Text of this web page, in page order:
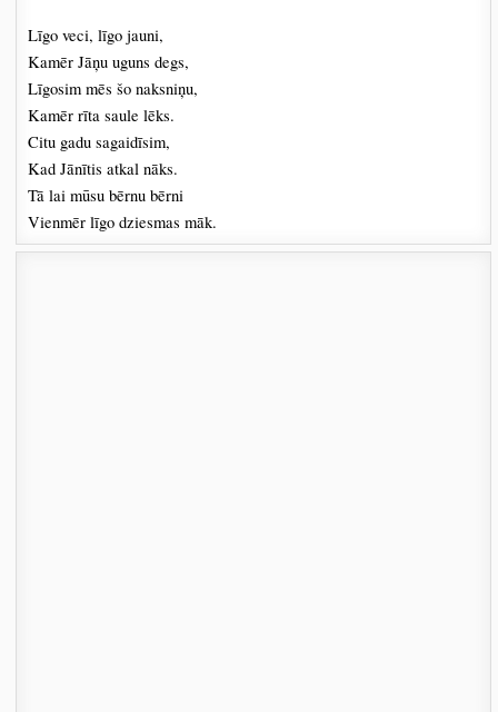
Līgo veci, līgo jauni,
Kamēr Jāņu uguns degs,
Līgosim mēs šo naksniņu,
Kamēr rīta saule lēks.
Citu gadu sagaidīsim,
Kad Jānītis atkal nāks.
Tā lai mūsu bērnu bērni
Vienmēr līgo dziesmas māk.